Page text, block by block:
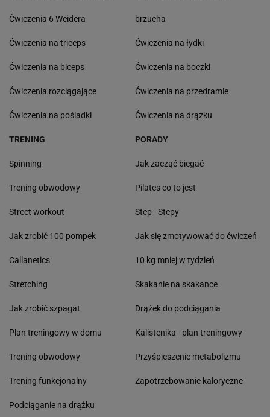
Ćwiczenia 6 Weidera
Ćwiczenia na triceps
Ćwiczenia na biceps
Ćwiczenia rozciągające
Ćwiczenia na pośladki
brzucha
Ćwiczenia na łydki
Ćwiczenia na boczki
Ćwiczenia na przedramie
Ćwiczenia na drążku
TRENING
Spinning
Trening obwodowy
Street workout
Jak zrobić 100 pompek
Callanetics
Stretching
Jak zrobić szpagat
Plan treningowy w domu
Trening obwodowy
Trening funkcjonalny
Podciąganie na drążku
PORADY
Jak zacząć biegać
Pilates co to jest
Step - Stepy
Jak się zmotywować do ćwiczeń
10 kg mniej w tydzień
Skakanie na skakance
Drążek do podciągania
Kalistenika - plan treningowy
Przyśpieszenie metabolizmu
Zapotrzebowanie kaloryczne